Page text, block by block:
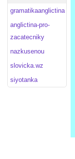
gramatikaanglictina
anglictina-pro-
zacatecniky
nazkusenou
slovicka.wz
siyotanka